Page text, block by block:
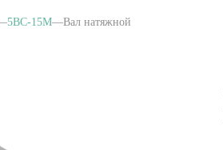
5BC-15M Вал натяжной